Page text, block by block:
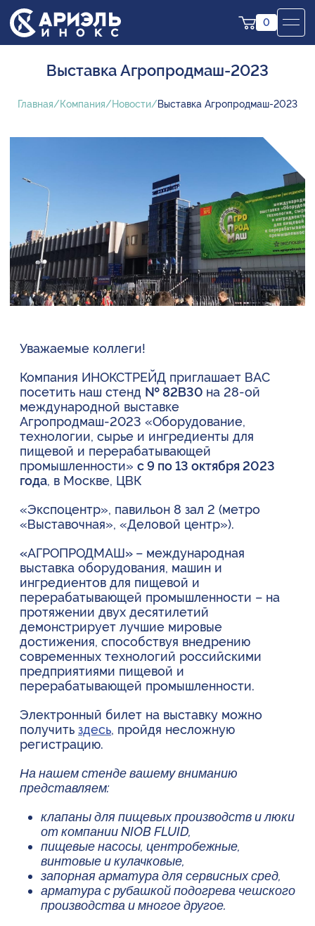
0
Выставка Агропродмаш-2023
Главная Компания Новости Выставка Агропродмаш-2023
Уважаемые коллеги!
Компания ИНОКСТРЕЙД приглашает ВАС
посетить наш стенд № 82В30 на 28-ой
международной выставке
Агропродмаш-2023 «Оборудование,
технологии, сырье и ингредиенты для
пищевой и перерабатывающей
промышленности» c 9 по 13 октября 2023
года, в Москве, ЦВК
«Экспоцентр», павильон 8 зал 2 (метро
«Выставочная», «Деловой центр»).
«АГРОПРОДМАШ» – международная
выставка оборудования, машин и
ингредиентов для пищевой и
перерабатывающей промышленности – на
протяжении двух десятилетий
демонстрирует лучшие мировые
достижения, способствуя внедрению
современных технологий российскими
предприятиями пищевой и
перерабатывающей промышленности.
Электронный билет на выставку можно
получить здесь, пройдя несложную
регистрацию.
На нашем стенде вашему вниманию
представляем:
клапаны для пищевых производств и люки
от компании NIOB FLUID,
пищевые насосы, центробежные,
винтовые и кулачковые,
запорная арматура для сервисных сред,
арматура с рубашкой подогрева чешского
производства и многое другое.